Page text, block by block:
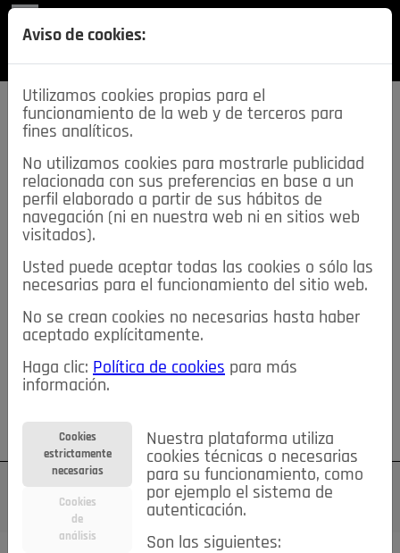
SECCIONES
descarga esta
REVISTA
≡NOTICIAS
NOTICIAS SERVICIOS DE INTERÉS
TABLÓN DE ANUNCIOS MIS ANUNCIOS CONTACTO
NOSOTROS
Su cuenta Regístrese ¿Olvidó su contraseña?
Aviso de cookies:
Utilizamos cookies propias para el
funcionamiento de la web y de terceros para
fines analíticos.
No utilizamos cookies para mostrarle publicidad
relacionada con sus preferencias en base a un
perfil elaborado a partir de sus hábitos de
navegación (ni en nuestra web ni en sitios web
visitados).
Usted puede aceptar todas las cookies o sólo las
necesarias para el funcionamiento del sitio web.
No se crean cookies no necesarias hasta haber
aceptado explícitamente.
Haga clic: Política de cookies para más
información.
Cookies
estrictamente
necesarias
Cookies
de
análisis
Nuestra plataforma utiliza
cookies técnicas o necesarias
para su funcionamiento, como
por ejemplo el sistema de
autenticación.
Son las siguientes: